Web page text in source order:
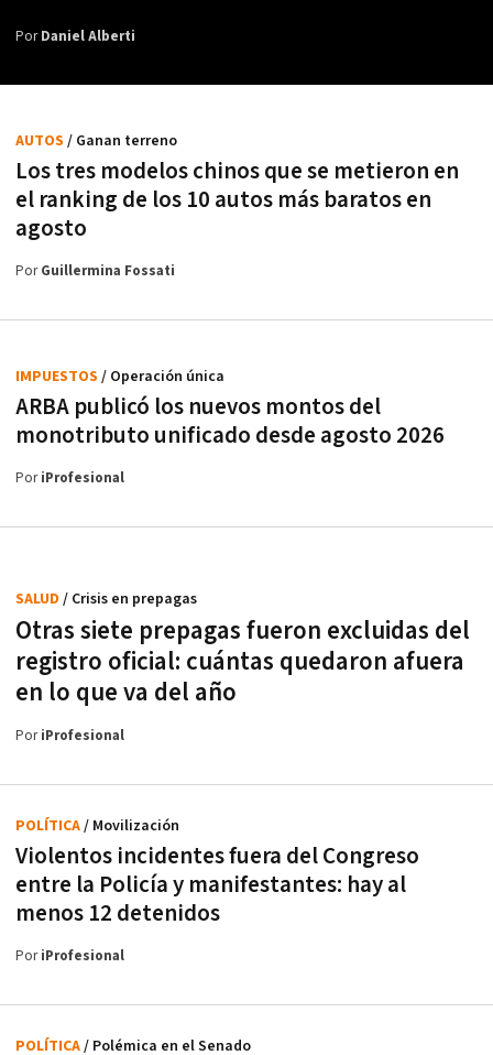
PorDaniel Alberti
Los tres modelos chinos que se metieron en
el ranking de los 10 autos más baratos en
agosto
AUTOS / Ganan terreno
PorGuillermina Fossati
ARBA publicó los nuevos montos del
monotributo unificado desde agosto 2026
IMPUESTOS / Operación única
PoriProfesional
Otras siete prepagas fueron excluidas del
registro oficial: cuántas quedaron afuera
en lo que va del año
SALUD / Crisis en prepagas
PoriProfesional
Violentos incidentes fuera del Congreso
entre la Policía y manifestantes: hay al
menos 12 detenidos
POLÍTICA/ Movilización
PoriProfesional
POLÍTICA/ Polémica en el Senado